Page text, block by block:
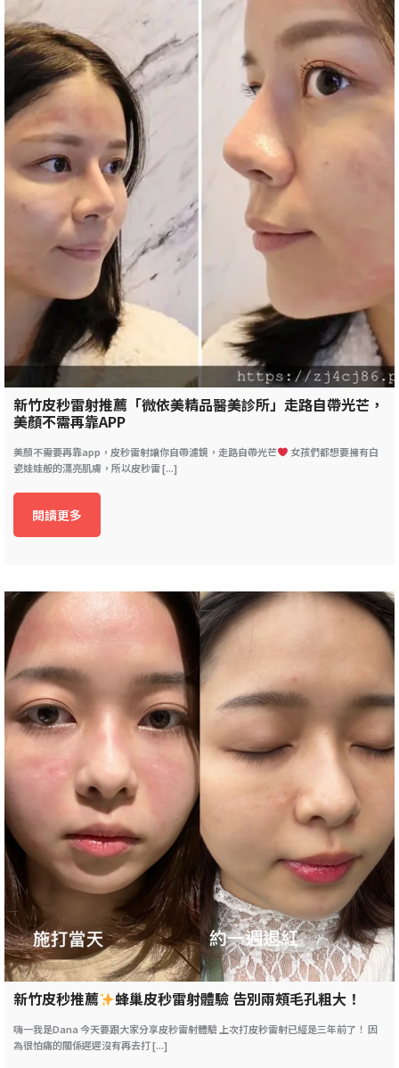
新竹皮秒雷射推薦「微依美精品醫美診所」走路自帶光芒，
美顏不需再靠APP
美顏不需要再靠app，皮秒雷射讓你自帶濾鏡，走路自帶光芒
女孩們都想要擁有白
瓷娃娃般的漂亮肌膚，所以皮秒雷 [...]
閱讀更多
新竹皮秒推薦 蜂巢皮秒雷射體驗 告別兩頰毛孔粗大！
嗨一我是Dana 今天要跟大家分享皮秒雷射體驗 上次打皮秒雷射已經是三年前了！ 因
為很怕痛的關係遲遲沒有再去打 [...]